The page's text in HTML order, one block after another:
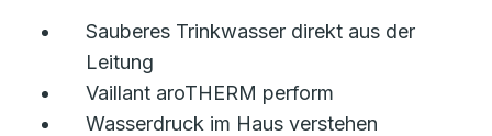
Sauberes Trinkwasser direkt aus der
Leitung
Vaillant aroTHERM perform
Wasserdruck im Haus verstehen